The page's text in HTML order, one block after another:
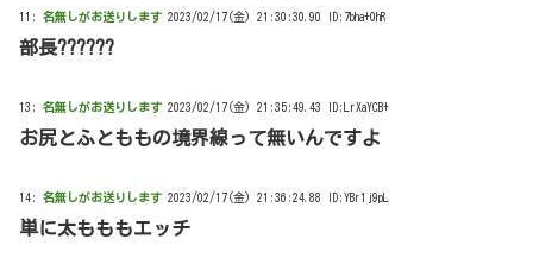
11: 名無しがお送りします 2023/02/17(金) 21:30:30.90 ID:7bha+0hR
部長??????
13: 名無しがお送りします 2023/02/17(金) 21:35:49.43 ID:LrXaYCB+
お尻とふとももの境界線って無いんですよ
14: 名無しがお送りします 2023/02/17(金) 21:36:24.88 ID:YBr1j9pL
単に太もももエッチ